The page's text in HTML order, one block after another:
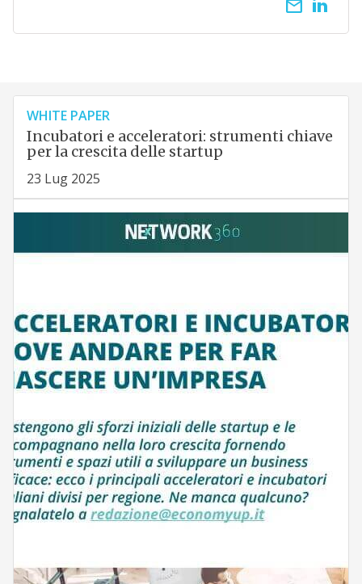
email
WHITE PAPER
Incubatori e acceleratori: strumenti chiave
per la crescita delle startup
23 Lug 2025